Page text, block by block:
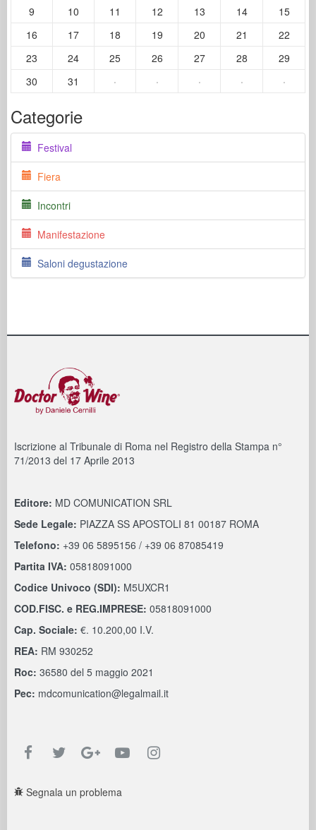
9 10 11 12 13 14
15
16
17 18 19 20 21
22
23
24 25 26 27 28
29
30
31 · · · · ·
Categorie
Festival
Fiera
Incontri
Manifestazione
Saloni degustazione
Iscrizione al Tribunale di Roma nel Registro della Stampa n°
71/2013 del 17 Aprile 2013
Editore: MD COMUNICATION SRL
Sede Legale: PIAZZA SS APOSTOLI 81 00187 ROMA
Telefono: +39 06 5895156 / +39 06 87085419
Partita IVA: 05818091000
Codice Univoco (SDI): M5UXCR1
COD.FISC. e REG.IMPRESE: 05818091000
Cap. Sociale: €. 10.200,00 I.V.
REA: RM 930252
Roc: 36580 del 5 maggio 2021
Pec: mdcomunication@legalmail.it
Segnala un problema